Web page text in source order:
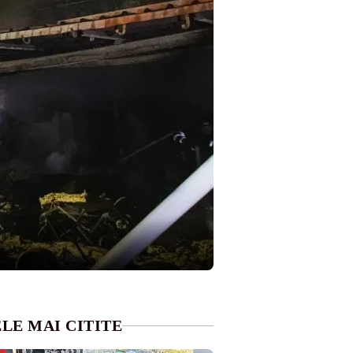
MAI CITITE